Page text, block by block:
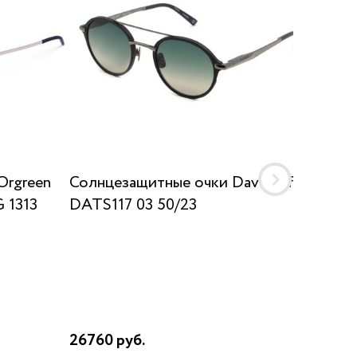
1313
Солнцезащитные очки Davidoff
DATS117 03 50/23
26760 руб.